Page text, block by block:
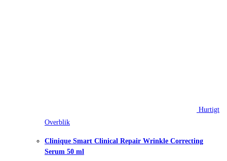
Hurtigt
Overblik
Clinique Smart Clinical Repair Wrinkle Correcting
Serum 50 ml